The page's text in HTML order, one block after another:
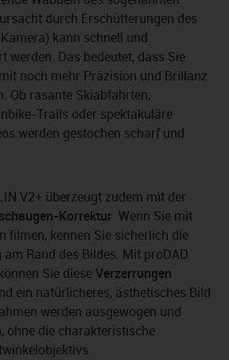
durch Erschütterungen des
kann schnell und
werden. Das bedeutet, dass Sie
noch mehr Präzision und Brillanz
Ob rasante Skiabfahrten,
Trails oder spektakuläre
werden gestochen scharf und
V2+ überzeugt zudem mit der
Korrektur. Wenn Sie mit
filmen, kennen Sie sicherlich die
Rand des Bildes. Mit proDAD
Sie dieseVerzerrungen
ein natürlicheres, ästhetisches Bild
werden ausgewogen und
ohne die charakteristische